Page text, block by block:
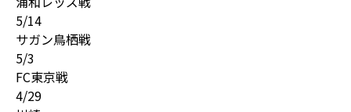
5/14
サガン鳥栖戦
5/3
FC東京戦
4/29